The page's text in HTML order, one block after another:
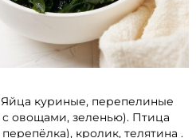
Яйца куриные, перепелиные
с овощами, зеленью). Птица
кролик, телятина .